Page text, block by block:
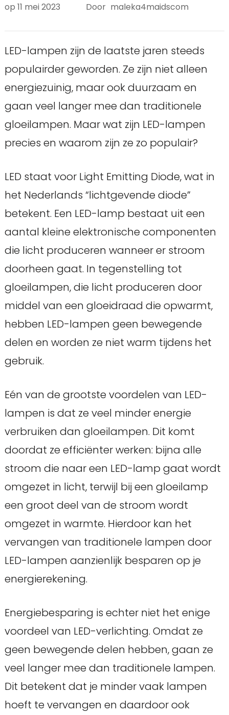
op 11 mei 2023 Door maleka4maidscom
LED-lampen zijn de laatste jaren steeds
populairder geworden. Ze zijn niet alleen
energiezuinig, maar ook duurzaam en
gaan veel langer mee dan traditionele
gloeilampen. Maar wat zijn LED-lampen
precies en waarom zijn ze zo populair?
LED staat voor Light Emitting Diode, wat in
het Nederlands “lichtgevende diode”
betekent. Een LED-lamp bestaat uit een
aantal kleine elektronische componenten
die licht produceren wanneer er stroom
doorheen gaat. In tegenstelling tot
gloeilampen, die licht produceren door
middel van een gloeidraad die opwarmt,
hebben LED-lampen geen bewegende
delen en worden ze niet warm tijdens het
gebruik.
Eén van de grootste voordelen van LED-
lampen is dat ze veel minder energie
verbruiken dan gloeilampen. Dit komt
doordat ze efficiënter werken: bijna alle
stroom die naar een LED-lamp gaat wordt
omgezet in licht, terwijl bij een gloeilamp
een groot deel van de stroom wordt
omgezet in warmte. Hierdoor kan het
vervangen van traditionele lampen door
LED-lampen aanzienlijk besparen op je
energierekening.
Energiebesparing is echter niet het enige
voordeel van LED-verlichting. Omdat ze
geen bewegende delen hebben, gaan ze
veel langer mee dan traditionele lampen.
Dit betekent dat je minder vaak lampen
hoeft te vervangen en daardoor ook